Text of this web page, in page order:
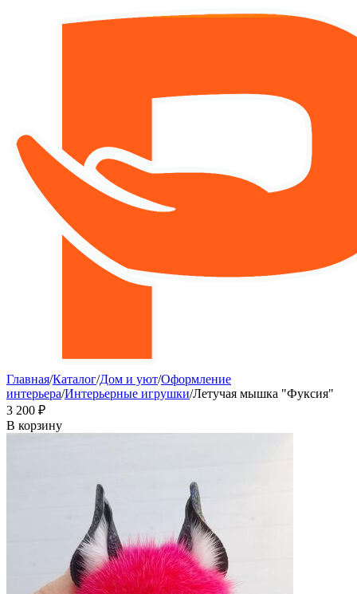
Главная/Каталог/Дом и уют/Оформление
интерьера/Интерьерные игрушки/Летучая мышка "Фуксия"
3 200 ₽
В корзину